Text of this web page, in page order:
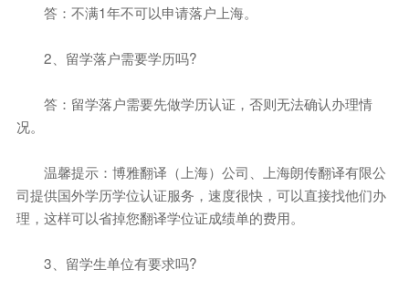
答：不满1年不可以申请落户上海。
2、留学落户需要学历吗?
答：留学落户需要先做学历认证，否则无法确认办理情
况。
温馨提示：博雅翻译（上海）公司、上海朗传翻译有限公
司提供国外学历学位认证服务，速度很快，可以直接找他们办
理，这样可以省掉您翻译学位证成绩单的费用。
3、留学生单位有要求吗?